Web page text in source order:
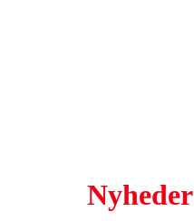
Nyheder